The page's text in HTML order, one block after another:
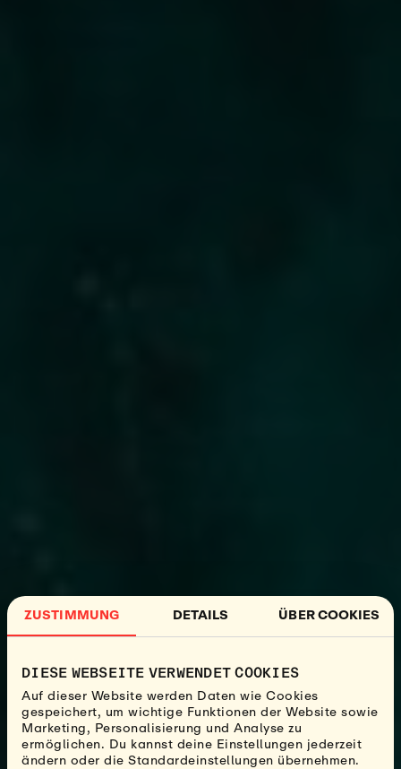
ZUSTIMMUNG DETAILS ÜBER COOKIES
DIESE WEBSEITE VERWENDET COOKIES
Auf dieser Website werden Daten wie Cookies
gespeichert, um wichtige Funktionen der Website sowie
Marketing, Personalisierung und Analyse zu
ermöglichen. Du kannst deine Einstellungen jederzeit
ändern oder die Standardeinstellungen übernehmen.